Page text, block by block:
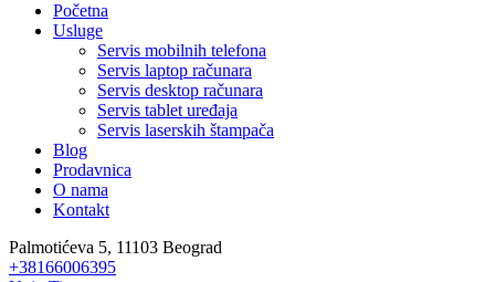
Početna
Usluge
Servis mobilnih telefona
Servis laptop računara
Servis desktop računara
Servis tablet uređaja
Servis laserskih štampača
Blog
Prodavnica
O nama
Kontakt
Palmotićeva 5, 11103 Beograd
+38166006395